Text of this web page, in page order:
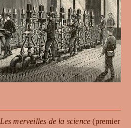
Les merveilles de la science (premier